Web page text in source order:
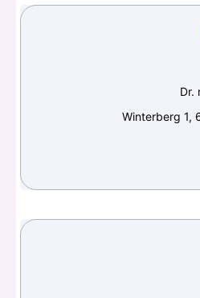
Dr.
Winterberg 1,